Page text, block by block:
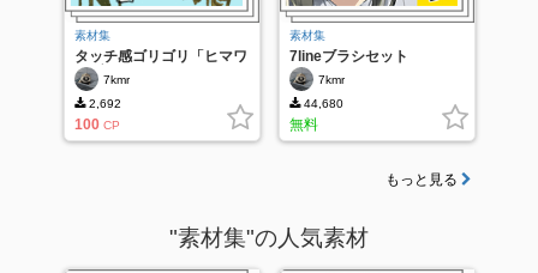
素材集
タッチ感ゴリゴリ「ヒマワ
リブラシセット」
7kmr
2,692
100 CP
素材集
7lineブラシセット
7kmr
44,680
無料
もっと見る
"素材集"の人気素材